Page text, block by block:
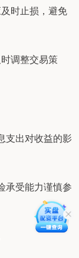
时止损，避免
调整交易策
支出对收益的影
承受能力谨慎参